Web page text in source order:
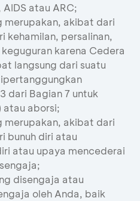
atau ARC;
merupakan, akibat dari
kehamilan, persalinan,
karena Cedera
langsung dari suatu
dari Bagian 7 untuk
atau aborsi;
merupakan, akibat dari
bunuh diri atau
atau upaya mencederai
disengaja atau
oleh Anda, baik